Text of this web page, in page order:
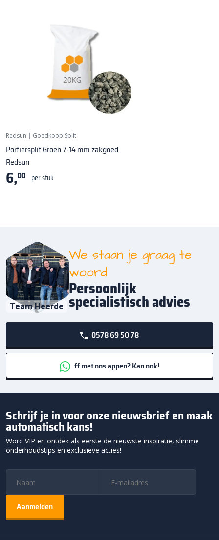
Redsun | Goedkoop Split
Porfiersplit Groen 7-14 mm zakgoed
Redsun
6,00 per stuk
Team Heerde
We staan je graag te
woord
Persoonlijk
specialistisch advies
0578 69 50 78
ff met ons appen? Kan ook!
Schrijf je in voor onze nieuwsbrief en maak
automatisch kans!
Word VIP en ontdek als eerste de nieuwste inspiratie, slimme
onderhoudstips en exclusieve acties!